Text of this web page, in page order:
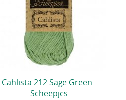
Cahlista 212 Sage Green -
Scheepjes